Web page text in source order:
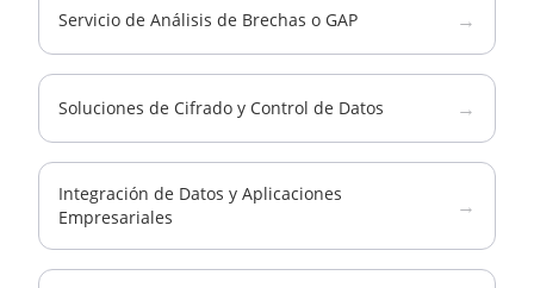
Servicio de Análisis de Brechas o GAP →
Soluciones de Cifrado y Control de Datos →
Integración de Datos y Aplicaciones
Empresariales
→